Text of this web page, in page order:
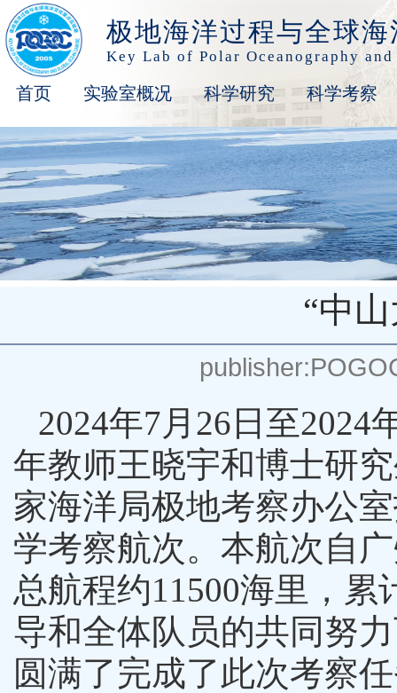
极地海洋过程与全球
Key Lab of Polar Oceanography
首页 实验室概况 科学研究 科学考察
“中
2024年7月 26 日至2024
年教师王晓宇和博士研
家海洋局极地考察办公
学考察航次。本航次自
总航程约11500海里，累
导和全体队员的共同努
圆满了完成了此次考察